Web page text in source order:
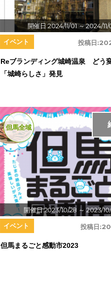
開催日:2024/11/01～ 2024/11/
投稿日:
イベント
Reブランディング城崎温泉 どう
「城崎らしさ」発見
開催日:2023/10/28 ～ 2023/
但馬全域
投稿日:
イベント
但馬まるごと感動市2023